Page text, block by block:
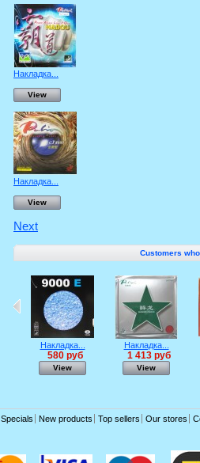
Накладка...
View
Накладка...
View
Next
Customers
Накладка...
580 руб
View
Накладка...
1 413 руб
View
Specials New products Top sellers Our stores